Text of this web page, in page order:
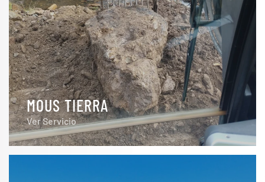
MOUS TIERRA
Ver Servicio